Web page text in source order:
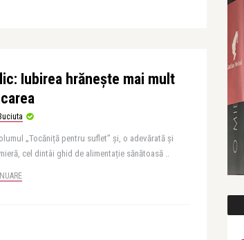
Iubirea hrănește mai mult
„Tocăniță pentru suflet” și, o adevărată și
cel dintâi ghid de alimentație sănătoasă ..